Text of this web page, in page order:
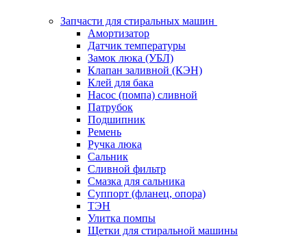
Запчасти для стиральных машин
Амортизатор
Датчик температуры
Замок люка (УБЛ)
Клапан заливной (КЭН)
Клей для бака
Насос (помпа) сливной
Патрубок
Подшипник
Ремень
Ручка люка
Сальник
Сливной фильтр
Смазка для сальника
Суппорт (фланец, опора)
ТЭН
Улитка помпы
Щетки для стиральной машины